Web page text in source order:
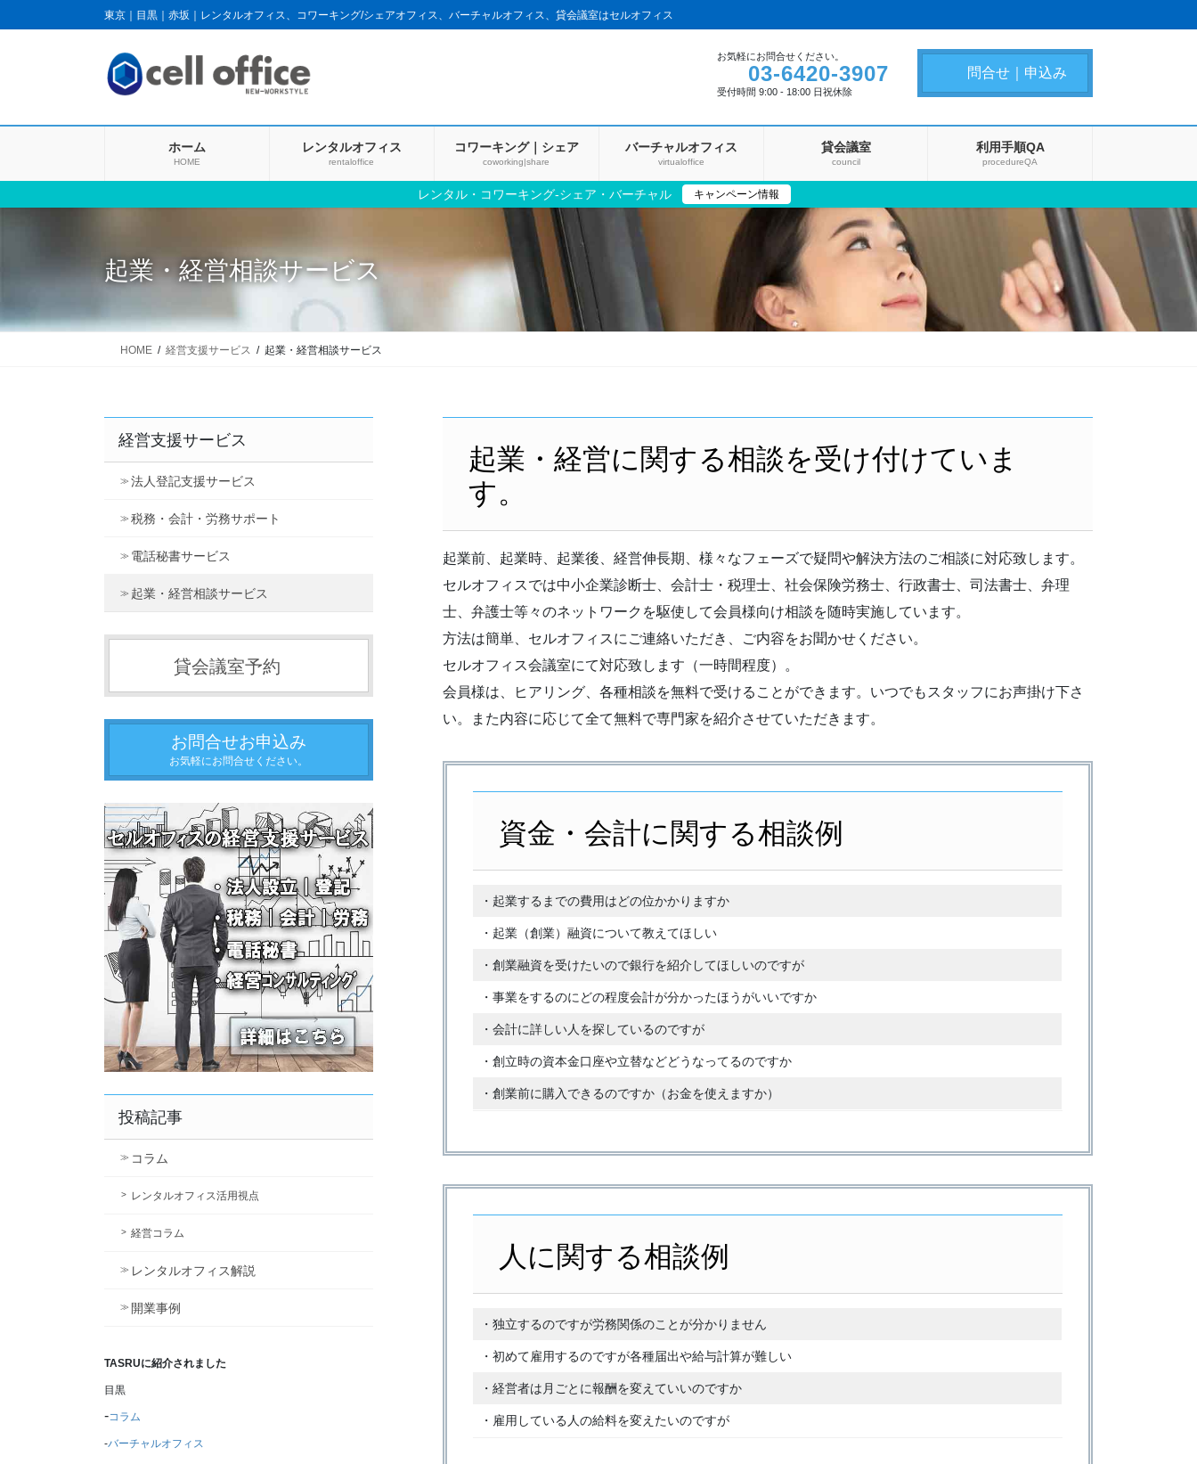
ン
ビ
移
東京｜目黒｜赤坂｜レンタルオフィス、コワーキング/シェアオフィス、バーチャルオフィス、貸会議室はセルオフィス
お気軽にお問合せください。
03-6420-3907
受付時間 9:00 - 18:00 日祝休除
問合せ｜申込み
ホーム
HOME
レンタルオフィス
rentaloffice
コワーキング｜シェア
coworking|share
バーチャルオフィス
virtualoffice
貸会議室
council
利用手順QA
procedureQA
レンタル・コワーキング‐シェア・バーチャル キャンペーン情報
起業・経営相談サービス
HOME 経営支援サービス 起業・経営相談サービス
起業・経営に関する相談を受け付けていま
す。
起業前、起業時、起業後、経営伸長期、様々なフェーズで疑問や解決方法のご相談に対応致します。
セルオフィスでは中小企業診断士、会計士・税理士、社会保険労務士、行政書士、司法書士、弁理
士、弁護士等々のネットワークを駆使して会員様向け相談を随時実施しています。
方法は簡単、セルオフィスにご連絡いただき、ご内容をお聞かせください。
セルオフィス会議室にて対応致します（一時間程度）。
会員様は、ヒアリング、各種相談を無料で受けることができます。いつでもスタッフにお声掛け下さ
い。また内容に応じて全て無料で専門家を紹介させていただきます。
資金・会計に関する相談例
・起業するまでの費用はどの位かかりますか
・起業（創業）融資について教えてほしい
・創業融資を受けたいので銀行を紹介してほしいのですが
・事業をするのにどの程度会計が分かったほうがいいですか
・会計に詳しい人を探しているのですが
・創立時の資本金口座や立替などどうなってるのですか
・創業前に購入できるのですか（お金を使えますか）
人に関する相談例
・独立するのですが労務関係のことが分かりません
・初めて雇用するのですが各種届出や給与計算が難しい
・経営者は月ごとに報酬を変えていいのですか
・雇用している人の給料を変えたいのですが
経営支援サービス
法人登記支援サービス
税務・会計・労務サポート
電話秘書サービス
起業・経営相談サービス
貸会議室予約
お問合せお申込み
お気軽にお問合せください。
投稿記事
コラム
レンタルオフィス活用視点
経営コラム
レンタルオフィス解説
開業事例
TASRUに紹介されました
目黒
-コラム
‐バーチャルオフィス